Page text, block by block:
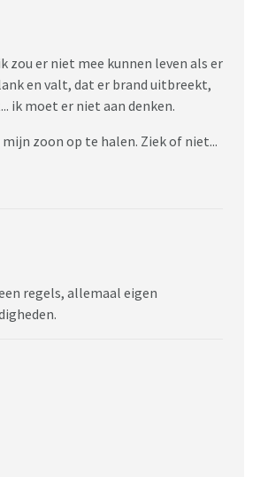
zou er niet mee kunnen leven als er
en valt, dat er brand uitbreekt,
ik moet er niet aan denken.
zoon op te halen. Ziek of niet...
regels, allemaal eigen